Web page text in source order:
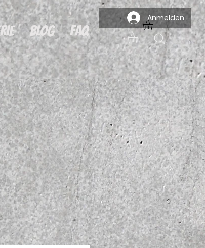
Blog FAQ
Anmelden